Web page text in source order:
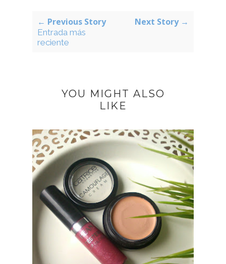
← Previous Story
Entrada más
reciente
Next Story →
YOU MIGHT ALSO
LIKE